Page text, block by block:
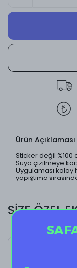
Ürün Açıklaması
Sticker değil
Suya çizilmeye
Uygulaması kolay
yapıştıma
SİZE ÖZEL